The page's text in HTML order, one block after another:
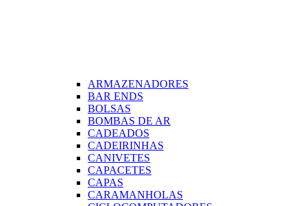
ARMAZENADORES
BAR ENDS
BOLSAS
BOMBAS DE AR
CADEADOS
CADEIRINHAS
CANIVETES
CAPACETES
CAPAS
CARAMANHOLAS